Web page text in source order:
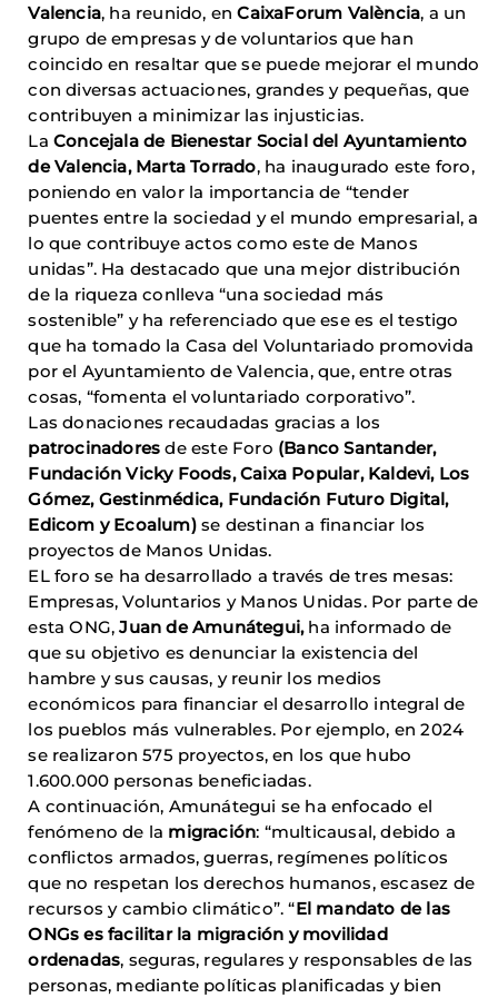
Valencia, ha reunido, enCaixaForum València, a un
grupo de empresas y de voluntarios que han
coincido en resaltar que se puede mejorar el mundo
con diversas actuaciones, grandes y pequeñas, que
contribuyen a minimizar las injusticias.
La Concejala de Bienestar Social del Ayuntamiento
de Valencia, Marta Torrado, ha inaugurado este foro,
poniendo en valor la importancia de “tender
puentes entre la sociedad y el mundo empresarial, a
lo que contribuye actos como este de Manos
unidas”. Ha destacado que una mejor distribución
de la riqueza conlleva “una sociedad más
sostenible” y ha referenciado que ese es el testigo
que ha tomado la Casa del Voluntariado promovida
por el Ayuntamiento de Valencia, que, entre otras
cosas, “fomenta el voluntariado corporativo”.
Las donaciones recaudadas gracias a los
patrocinadoresde este Foro (Banco Santander,
Fundación Vicky Foods, Caixa Popular, Kaldevi, Los
Gómez, Gestinmédica, Fundación Futuro Digital,
Edicom y Ecoalum) se destinan a financiar los
proyectos de Manos Unidas.
EL foro se ha desarrollado a través de tres mesas:
Empresas, Voluntarios y Manos Unidas. Por parte de
esta ONG,Juan de Amunátegui,ha informado de
que su objetivo es denunciar la existencia del
hambre y sus causas, y reunir los medios
económicos para financiar el desarrollo integral de
los pueblos más vulnerables. Por ejemplo, en 2024
se realizaron 575 proyectos, en los que hubo
1.600.000 personas beneficiadas.
A continuación, Amunátegui se ha enfocado el
fenómeno de la migración: “multicausal, debido a
conflictos armados, guerras, regímenes políticos
que no respetan los derechos humanos, escasez de
recursos y cambio climático”. “El mandato de las
ONGs es facilitar la migración y movilidad
ordenadas, seguras, regulares y responsables de las
personas, mediante políticas planificadas y bien